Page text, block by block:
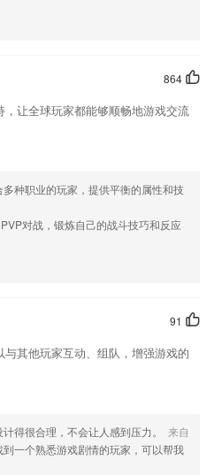
绍
极致的商旅软件.
绍，如果您喜欢这款软件，您可以到
864
让全球玩家都能够顺畅地游戏交流
多种职业的玩家，提供平衡的属性和技
对战，锻炼自己的战斗技巧和反应
91
其他玩家互动、组队，增强游戏的
得很合理，不会让人感到压力。
来自
到一个熟悉游戏剧情的玩家，可以帮我